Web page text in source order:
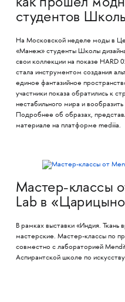
как прошёл
студентов
На Московской неделе моды в
«Манеж» студенты Школы
свои коллекции на показе HARD
стала инструментом создания
единое фантазийное
участники показа обратились к
нестабильного мира и
Подробнее об образах,
материале на платформе mediiia.
Мастер-классы
Lab в
В рамках выставки «Индия. Ткань
мастерские. Мастер-классы по
совместно с лабораторией
Аспирантской школе по